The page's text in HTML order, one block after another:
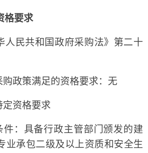
格要求
民共和国政府采购法》第二十
政策满足的资格要求：无
资格要求
：具备行政主管部门颁发的建
业承包二级及以上资质和安全生